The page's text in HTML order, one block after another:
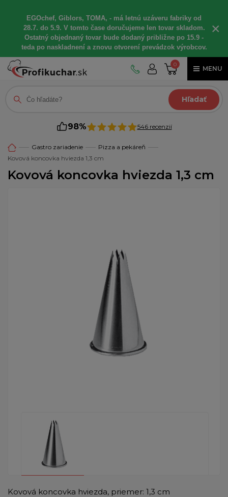
EGOchef, Giblors, TOMA, - má letnú uzáveru fabriky od
28.7. do 5.9. V tomto čase doručujeme len tovar skladom.
Ostatný objednaný tovar bude dodaný približne po 15.9 -
teda po naskladnení a znovu otvorení prevádzok výrobcov.
×
0
MENU
Hľadať
98% 546 recenzií
Gastro zariadenie
Pizza a pekáreň
Kovová koncovka hviezda 1,3 cm
Kovová koncovka hviezda 1,3 cm
Kovová koncovka hviezda, priemer: 1,3 cm